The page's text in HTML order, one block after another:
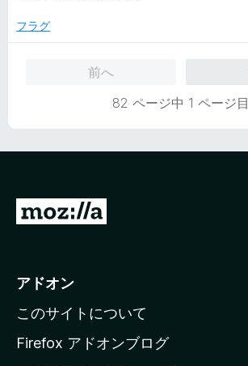
価
中
フラグ
前へ
82 ページ中 1 ページ目
M
i
l
a
アドオン
このサイトについて
Firefox アドオンブログ